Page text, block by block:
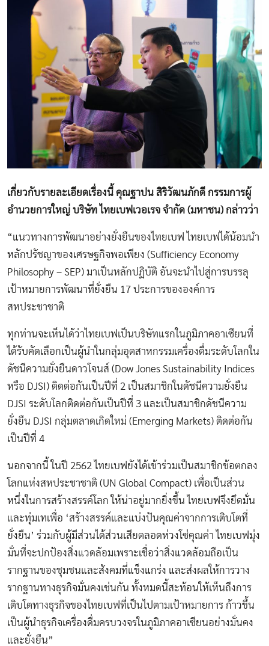
เกี่ยวกับรายละเอียดเรื่องนี้ คุณฐาปน สิริวัฒนภักดี กรรมการผู้
อำนวยการใหญ่ บริษัท ไทยเบฟเวอเรจ จำกัด (มหาชน) กล่าวว่า
“แนวทางการพัฒนาอย่างยั่งยืนของไทยเบฟ ไทยเบฟได้น้อมนำ
หลักปรัชญาของเศรษฐกิจพอเพียง (Sufficiency Economy
Philosophy – SEP) มาเป็นหลักปฏิบัติ อันจะนำไปสู่การบรรลุ
เป้าหมายการพัฒนาที่ยั่งยืน 17 ประการขององค์การ
สหประชาชาติ
ทุกท่านจะเห็นได้ว่าไทยเบฟเป็นบริษัทแรกในภูมิภาคอาเซียนที่
ได้รับคัดเลือกเป็นผู้นำในกลุ่มอุตสาหกรรมเครื่องดื่มระดับโลกใน
ดัชนีความยั่งยืนดาวโจนส์ (Dow Jones Sustainability Indices
หรือ DJSI) ติดต่อกันเป็นปีที่ 2 เป็นสมาชิกในดัชนีความยั่งยืน
DJSI ระดับโลกติดต่อกันเป็นปีที่ 3 และเป็นสมาชิกดัชนีความ
ยั่งยืน DJSI กลุ่มตลาดเกิดใหม่ (Emerging Markets) ติดต่อกัน
เป็นปีที่ 4
นอกจากนี้ ในปี 2562 ไทยเบฟยังได้เข้าร่วมเป็นสมาชิกข้อตกลง
โลกแห่งสหประชาชาติ (UN Global Compact) เพื่อเป็นส่วน
หนึ่งในการสร้างสรรค์โลก ให้น่าอยู่มากยิ่งขึ้น ไทยเบฟจึงยึดมั่น
และทุ่มเทเพื่อ ‘สร้างสรรค์และแบ่งปันคุณค่าจากการเติบโตที่
ยั่งยืน’ ร่วมกับผู้มีส่วนได้ส่วนเสียตลอดห่วงโซ่คุณค่า ไทยเบฟมุ่ง
มั่นที่จะปกป้องสิ่งแวดล้อมเพราะเชื่อว่าสิ่งแวดล้อมถือเป็น
รากฐานของชุมชนและสังคมที่แข็งแกร่ง และส่งผลให้การวาง
รากฐานทางธุรกิจมั่นคงเช่นกัน ทั้งหมดนี้สะท้อนให้เห็นถึงการ
เติบโตทางธุรกิจของไทยเบฟที่เป็นไปตามเป้าหมายการ ก้าวขึ้น
เป็นผู้นำธุรกิจเครื่องดื่มครบวงจรในภูมิภาคอาเซียนอย่างมั่นคง
และยั่งยืน”